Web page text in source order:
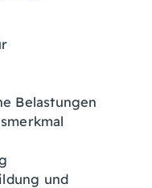
Belastungen
und